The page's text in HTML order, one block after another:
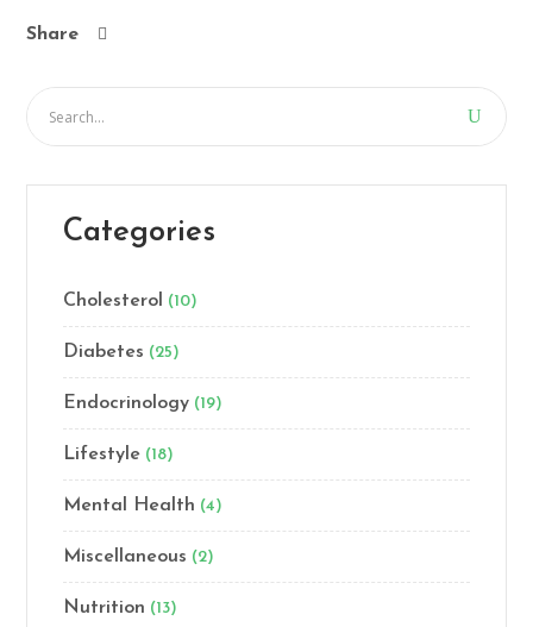
Share
Categories
Cholesterol (10)
Diabetes (25)
Endocrinology (19)
Lifestyle (18)
Mental Health (4)
Miscellaneous (2)
Nutrition (13)